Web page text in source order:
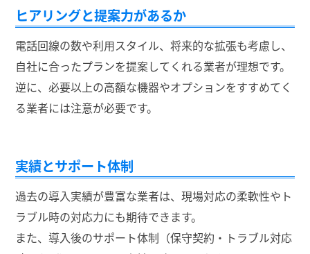
ヒアリングと提案力があるか
電話回線の数や利用スタイル、将来的な拡張も考慮し、
自社に合ったプランを提案してくれる業者が理想です。
逆に、必要以上の高額な機器やオプションをすすめてく
る業者には注意が必要です。
実績とサポート体制
過去の導入実績が豊富な業者は、現場対応の柔軟性やト
ラブル時の対応力にも期待できます。
また、導入後のサポート体制（保守契約・トラブル対応